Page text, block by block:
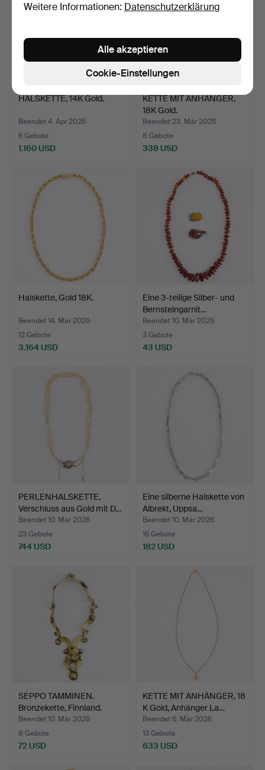
HALSKETTE, 14K Gold.
Beendet 4. Apr 2026
6 Gebote
1.160 USD
KETTE MIT ANHÄNGER,
18K Gold.
Beendet 23. Mär 2026
8 Gebote
338 USD
Halskette, Gold 18K.
Beendet 14. Mär 2026
12 Gebote
3.164 USD
Eine 3-teilige Silber- und
Bernsteingarnit…
Beendet 10. Mär 2026
3 Gebote
43 USD
PERLENHALSKETTE,
Verschluss aus Gold mit D…
Beendet 10. Mär 2026
23 Gebote
744 USD
Eine silberne Halskette von
Albrekt, Uppsa…
Beendet 10. Mär 2026
16 Gebote
182 USD
SEPPO TAMMINEN.
Bronzekette, Finnland.
Beendet 10. Mär 2026
8 Gebote
72 USD
KETTE MIT ANHÄNGER, 18
K Gold, Anhänger La…
Beendet 6. Mär 2026
13 Gebote
633 USD
Weitere Informationen: Datenschutzerklärung
Cookie-Einstellungen
Alle akzeptieren